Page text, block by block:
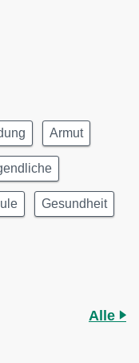
Armut
Gesundheit
Alle